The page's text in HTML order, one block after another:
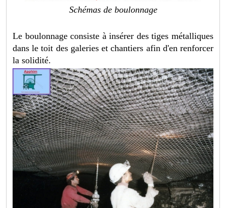
Schémas de boulonnage
Le boulonnage consiste à insérer des tiges métalliques
dans le toit des galeries et chantiers afin d'en renforcer
la solidité.